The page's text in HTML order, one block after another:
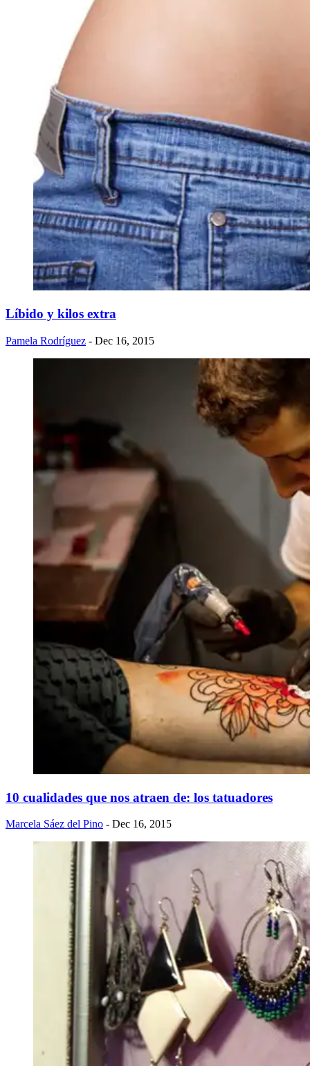
Líbido y kilos extra
Pamela Rodríguez - Dec 16, 2015
10 cualidades que nos atraen de: los tatuadores
Marcela Sáez del Pino - Dec 16, 2015